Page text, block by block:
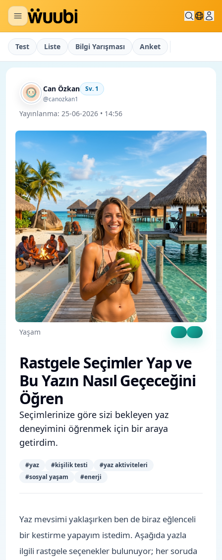
Test Liste Bilgi Yarışması Anket
Can Özkan Sv. 1
@canozkan1
Yayınlanma: 25-06-2026 • 14:56
Yaşam
Rastgele Seçimler Yap ve
Bu Yazın Nasıl Geçeceğini
Öğren
Seçimlerinize göre sizi bekleyen yaz
deneyimini öğrenmek için bir araya
getirdim.
#yaz #kişilik testi #yaz aktiviteleri
#sosyal yaşam #enerji
Yaz mevsimi yaklaşırken ben de biraz eğlenceli
bir kestirme yapayım istedim. Aşağıda yazla
ilgili rastgele seçenekler bulunuyor; her soruda